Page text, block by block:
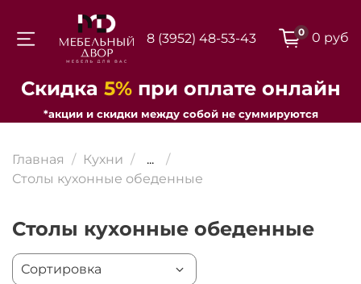
8 (3952) 48-53-43 0 0 руб
Скидка 5%при оплате онлайн
*акции и скидки между собой не суммируются
Главная Кухни
...
Столы кухонные обеденные
Столы кухонные обеденные
Для клиентов всех банков
Разбейте
оплату на части
Сегодня